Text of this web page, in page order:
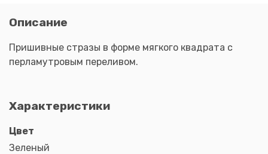
Описание
Пришивные стразы в форме мягкого квадрата с
перламутровым переливом.
Характеристики
Цвет
Зеленый